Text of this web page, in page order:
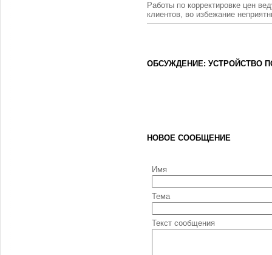
Работы по корректировке цен
клиентов, во избежание
ОБСУЖДЕНИЕ: УСТРОЙСТВО
НОВОЕ СООБЩЕНИЕ
Имя
Тема
Текст сообщения